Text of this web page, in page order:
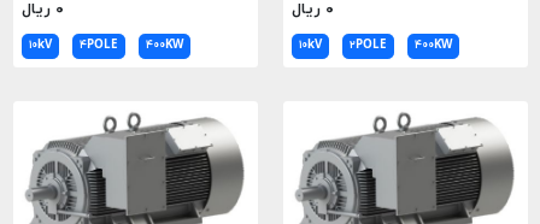
۰ ریال
۴۰۰KW ۲POLE ۱۰kV
۰ ریال
۴۰۰KW ۴POLE ۱۰kV